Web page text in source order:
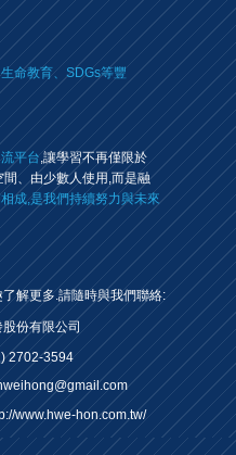
命教育、SDGs等豐
平台,讓學習不再僅限於
、由少數人使用,而是融
成,是我們持續努力與未來
解更多.請隨時與我們聯絡:
份有限公司
2702-3594
www.hwe-hon.com.tw/